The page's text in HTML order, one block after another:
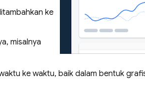
ke
misalnya
ke waktu, baik dalam bentuk